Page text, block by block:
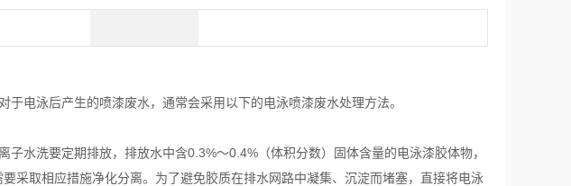
电泳后产生的喷漆废水，通常会采用以下的电泳喷漆废水处理方法。
水洗要定期排放，排放水中含0.3%～0.4%（体积分数）固体含量的电泳漆胶体物，
采取相应措施净化分离。为了避免胶质在排水网路中凝集、沉淀而堵塞，直接将电泳